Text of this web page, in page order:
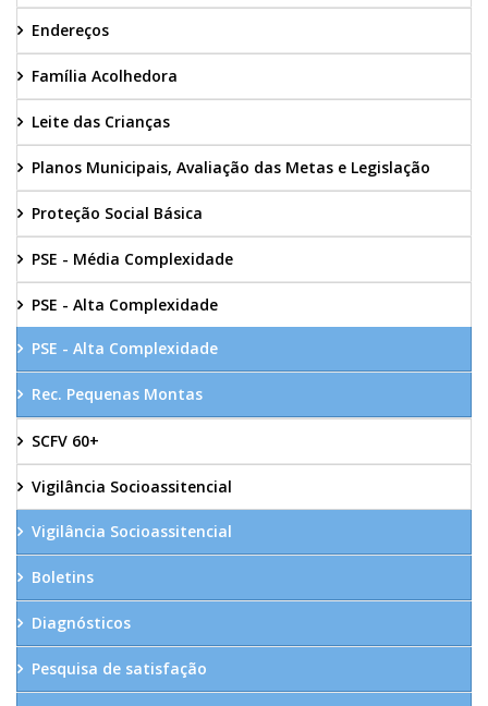
Endereços
Família Acolhedora
Leite das Crianças
Planos Municipais, Avaliação das Metas e Legislação
Proteção Social Básica
PSE - Média Complexidade
PSE - Alta Complexidade
PSE - Alta Complexidade
Rec. Pequenas Montas
SCFV 60+
Vigilância Socioassitencial
Vigilância Socioassitencial
Boletins
Diagnósticos
Pesquisa de satisfação